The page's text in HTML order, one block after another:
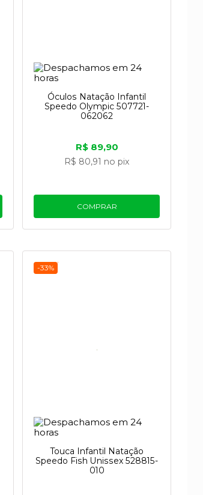
Óculos Natação Infantil
Speedo Olympic 507721-
062062
R$ 89,90
R$ 80,91 no pix
COMPRAR
-33%
Touca Infantil Natação
Speedo Fish Unissex 528815-
010